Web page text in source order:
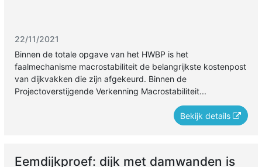
22/11/2021
Binnen de totale opgave van het HWBP is het
faalmechanisme macrostabiliteit de belangrijkste kostenpost
van dijkvakken die zijn afgekeurd. Binnen de
Projectoverstijgende Verkenning Macrostabiliteit...
Bekijk details
Eemdijkproef: dijk met damwanden is